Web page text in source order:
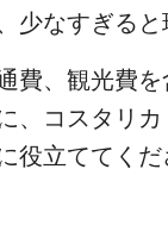
少なすぎる
費、観光費
、コスタリ
役立ててくだ